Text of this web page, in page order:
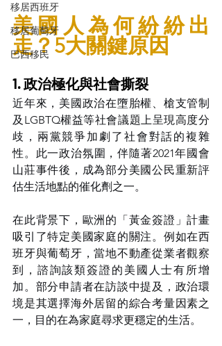
移居西班牙
移居葡萄牙
巴西移民
美國人為何紛紛出
走？5大關鍵原因
1. 政治極化與社會撕裂
近年來，美國政治在墮胎權、槍支管制
及LGBTQ權益等社會議題上呈現高度分
歧，兩黨競爭加劇了社會對話的複雜
性。此一政治氛圍，伴隨著2021年國會
山莊事件後，成為部分美國公民重新評
估生活地點的催化劑之一。
在此背景下，歐洲的「黃金簽證」計畫
吸引了特定美國家庭的關注。例如在西
班牙與葡萄牙，當地不動產從業者觀察
到，諮詢該類簽證的美國人士有所增
加。部分申請者在訪談中提及，政治環
境是其選擇海外居留的綜合考量因素之
一，目的在為家庭尋求更穩定的生活。